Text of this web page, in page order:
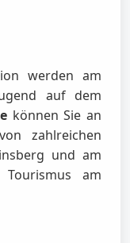
werden am
auf dem
können Sie an
zahlreichen
und am
am